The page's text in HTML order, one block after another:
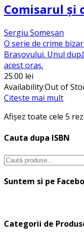
Comisarul și
Sergiu Someșan
O serie de crime
Braşovului. Unul
acest oraș.
25.00 lei
Availability:Out of
Citește mai mult
Afișez toate cele 5
Cauta dupa ISBN
Caută
Suntem si pe
Categorii de